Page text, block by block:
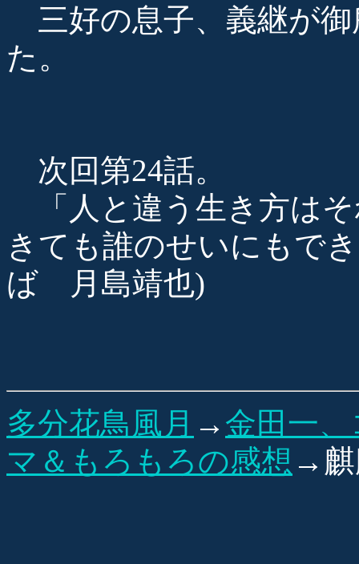
三好の息子、義継が
た。
次回第24話。
「人と違う生き方は
きても誰のせいにもで
ば 月島靖也)
多分花鳥風月 → 金田一
マ＆もろもろの感想 →麒